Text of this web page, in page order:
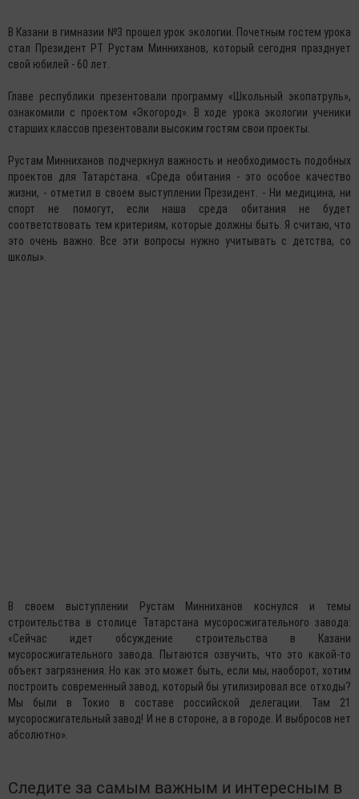
В Казани в гимназии №3 прошел урок экологии. Почетным гостем урока
стал Президент РТ Рустам Минниханов, который сегодня празднует
свой юбилей - 60 лет.
Главе республики презентовали программу «Школьный экопатруль»,
ознакомили с проектом «Экогород». В ходе урока экологии ученики
старших классов презентовали высоким гостям свои проекты.
Рустам Минниханов подчеркнул важность и необходимость подобных
проектов для Татарстана. «Среда обитания - это особое качество
жизни, - отметил в своем выступлении Президент. - Ни медицина, ни
спорт не помогут, если наша среда обитания не будет
соответствовать тем критериям, которые должны быть. Я считаю, что
это очень важно. Все эти вопросы нужно учитывать с детства, со
школы».
В своем выступлении Рустам Минниханов коснулся и темы
строительства в столице Татарстана мусоросжигательного завода:
«Сейчас идет обсуждение строительства в Казани
мусоросжигательного завода. Пытаются озвучить, что это какой-то
объект загрязнения. Но как это может быть, если мы, наоборот, хотим
построить современный завод, который бы утилизировал все отходы?
Мы были в Токио в составе российской делегации. Там 21
мусоросжигательный завод! И не в стороне, а в городе. И выбросов нет
абсолютно».
Следите за самым важным и интересным в